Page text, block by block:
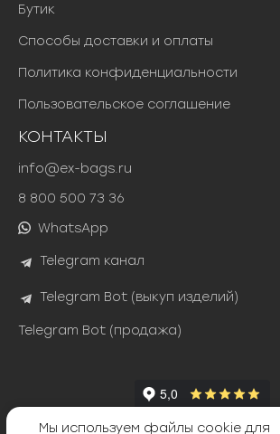
Бутик
Способы доставки и оплаты
Политика конфиденциальности
Пользовательское соглашение
КОНТАКТЫ
info@ex-bags.ru
8 800 500 73 36
WhatsApp
Telegram канал
Telegram Bot (выкуп изделий)
Telegram Bot (продажа)
Мы используем файлы cookie для